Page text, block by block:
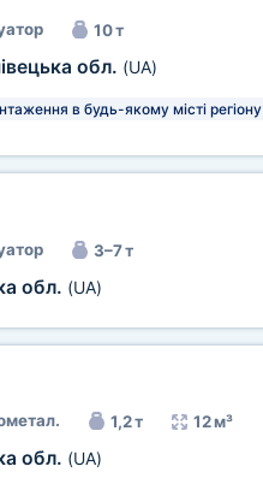
10 т
обл. (UA)
в будь-якому місті регіону
3–7 т
обл. (UA)
1,2 т 12 м³
обл. (UA)